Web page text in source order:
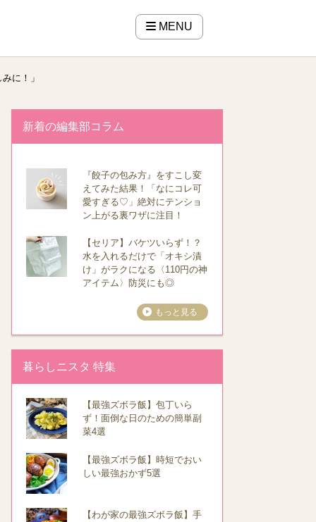
MENU
に！」
新着の編集部コラム
『餃子の包み方』をすこし変
えてみた結果！「なにコレ可
愛すぎる♡」絶対にテンショ
ン上がる裏ワザに注目！
【セリア】バケツいらず！？
水を入れるだけで「オキシ漬
け」がラクになる〈110円の神
アイテム〉防災にも◎
もっと見る
暮らしニスタ 特集
【最強ズボラ飯】包丁いら
ず！面倒な日のための簡単副
菜4選
【最強ズボラ飯】時短でおい
しい最強おかず5選
【わが家の最強ズボラ飯】手